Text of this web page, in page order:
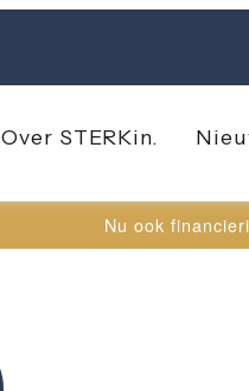
Over STERKin.
Nu ook